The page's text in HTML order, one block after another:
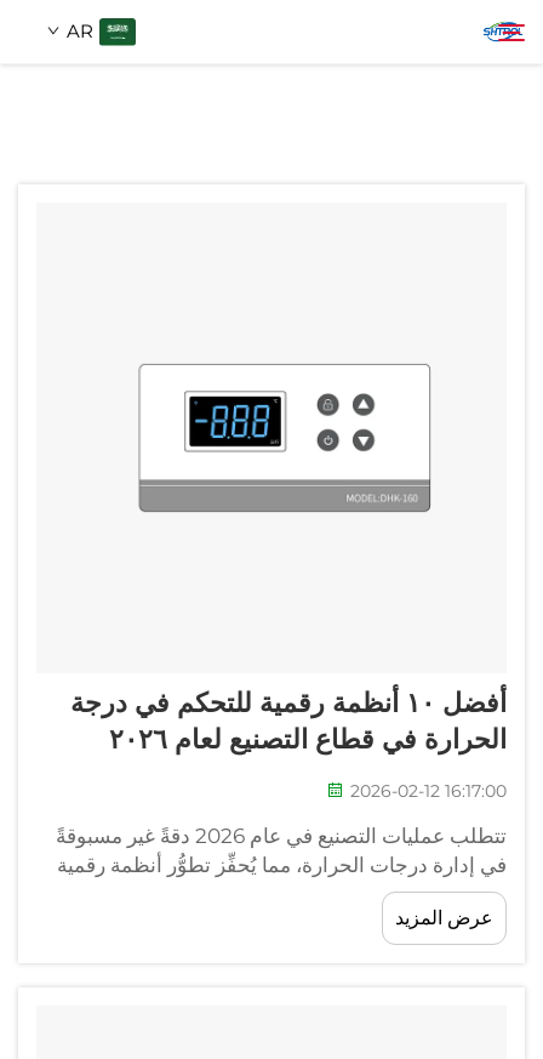
AR
أفضل ١٠ أنظمة رقمية للتحكم في درجة
الحرارة في قطاع التصنيع لعام ٢٠٢٦
2026-02-12 16:17:00
تتطلب عمليات التصنيع في عام 2026 دقةً غير مسبوقةً
في إدارة درجات الحرارة، مما يُحفِّز تطوُّر أنظمة رقمية
متقدِّمة للتحكم في درجة الحرارة. ومع ازدياد تعقيد
العمليات الصناعية واستمرار ارتفاع معايير الجودة...
عرض المزيد